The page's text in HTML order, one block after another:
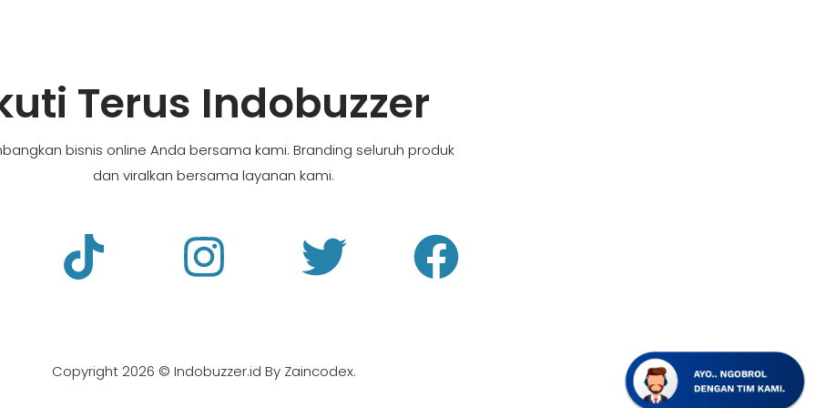
Terus Indobuzzer
bisnis online Anda bersama kami. Branding seluruh produk
dan viralkan bersama layanan kami.
Copyright 2026 © Indobuzzer.id By Zaincodex.